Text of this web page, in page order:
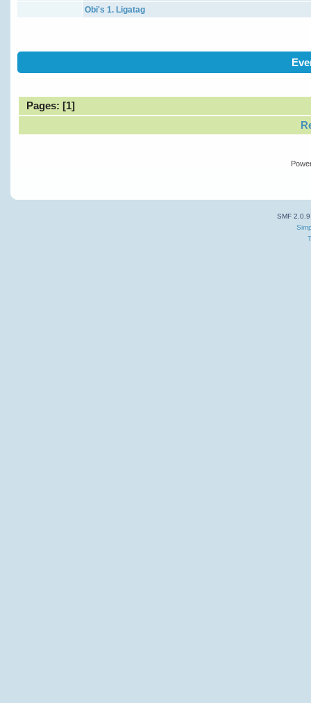
Obi's 1. Ligatag
Pages: [1]
SMF 2.0.9